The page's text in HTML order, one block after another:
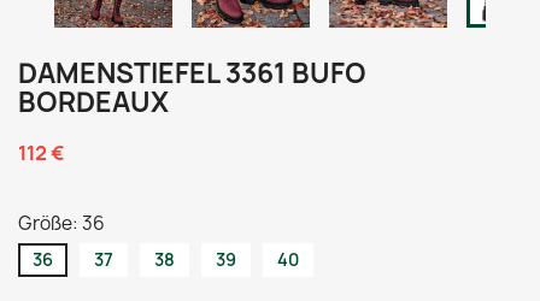
DAMENSTIEFEL 3361 BUFO
BORDEAUX
112 €
Größe: 36
36 37 38 39 40